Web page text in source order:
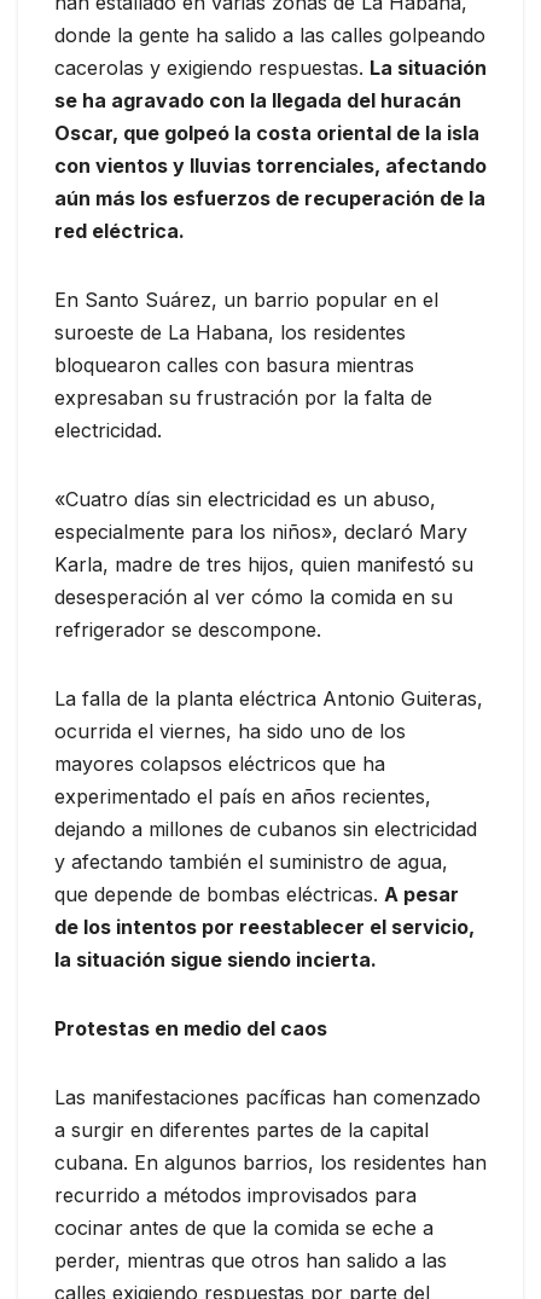
donde la gente ha salido a las calles golpeando
cacerolas y exigiendo respuestas. La situación
se ha agravado con la llegada del huracán
Oscar, que golpeó la costa oriental de la isla
con vientos y lluvias torrenciales, afectando
aún más los esfuerzos de recuperación de la
red eléctrica.
En Santo Suárez, un barrio popular en el
suroeste de La Habana, los residentes
bloquearon calles con basura mientras
expresaban su frustración por la falta de
electricidad.
«Cuatro días sin electricidad es un abuso,
especialmente para los niños», declaró Mary
Karla, madre de tres hijos, quien manifestó su
desesperación al ver cómo la comida en su
refrigerador se descompone.
La falla de la planta eléctrica Antonio Guiteras,
ocurrida el viernes, ha sido uno de los
mayores colapsos eléctricos que ha
experimentado el país en años recientes,
dejando a millones de cubanos sin electricidad
y afectando también el suministro de agua,
que depende de bombas eléctricas. A pesar
de los intentos por reestablecer el servicio,
la situación sigue siendo incierta.
Protestas en medio del caos
Las manifestaciones pacíficas han comenzado
a surgir en diferentes partes de la capital
cubana. En algunos barrios, los residentes han
recurrido a métodos improvisados para
cocinar antes de que la comida se eche a
perder, mientras que otros han salido a las
calles exigiendo respuestas por parte del